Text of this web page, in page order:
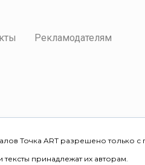
Рекламодателям
Точка ART разрешено только с
тексты принадлежат их авторам.